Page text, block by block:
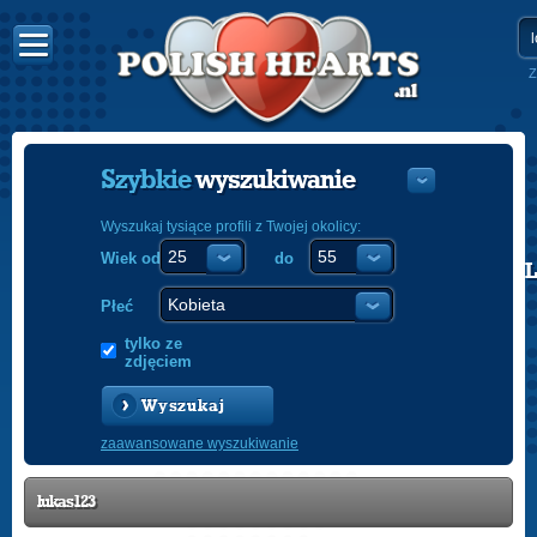
POLISH
Szybkiewyszukiwanie
Wyszukaj tysiące profili z Twojej okolicy:
Wiek od do
Płeć
tylko ze
zdjęciem
Wyszukaj
zaawansowane wyszukiwanie
lukas123